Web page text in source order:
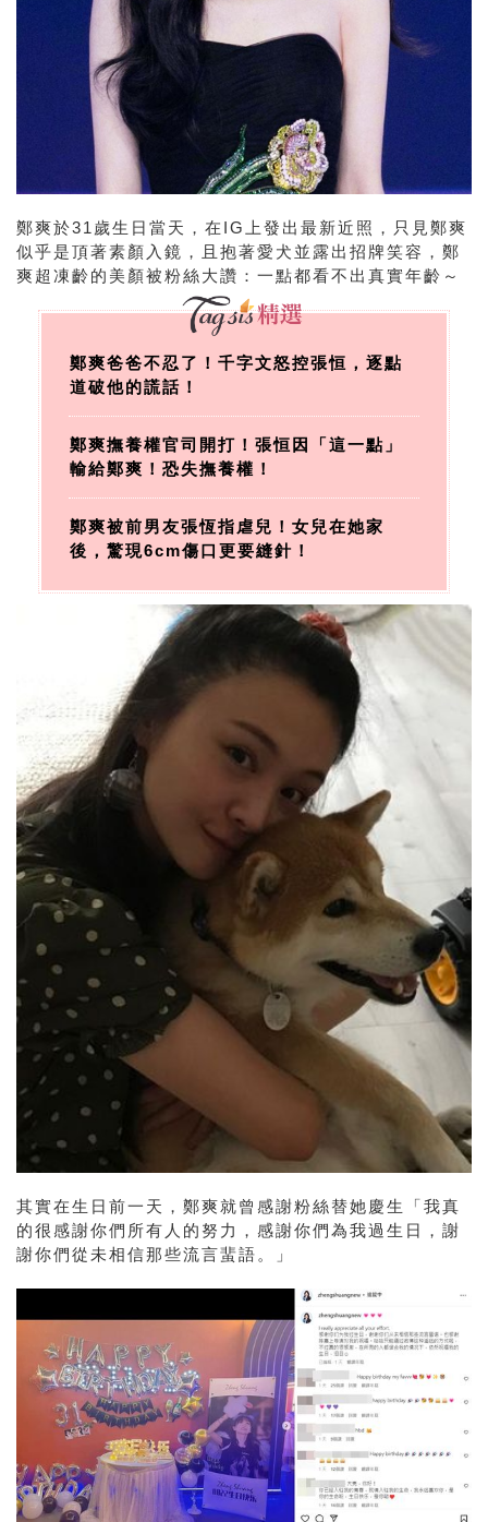
鄭爽於31歲生日當天，在IG上發出最新近照，只見鄭爽
似乎是頂著素顏入鏡，且抱著愛犬並露出招牌笑容，鄭
爽超凍齡的美顏被粉絲大讚：一點都看不出真實年齡～
鄭爽爸爸不忍了！千字文怒控張恒，逐點
道破他的謊話！
鄭爽撫養權官司開打！張恒因「這一點」
輸給鄭爽！恐失撫養權！
鄭爽被前男友張恆指虐兒！女兒在她家
後，驚現6cm傷口更要縫針！
其實在生日前一天，鄭爽就曾感謝粉絲替她慶生「我真
的很感謝你們所有人的努力，感謝你們為我過生日，謝
謝你們從未相信那些流言蜚語。」